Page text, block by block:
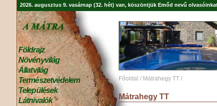
2026. augusztus 9. vasárnap (32. hét) van, köszöntjük Emőd nevű
Földrajz
Növényvilág
Állatvilág
Természetvédelem
Települések
Látnivalók
Főoldal / Mátrahegy TT /
Mátrahegy TT